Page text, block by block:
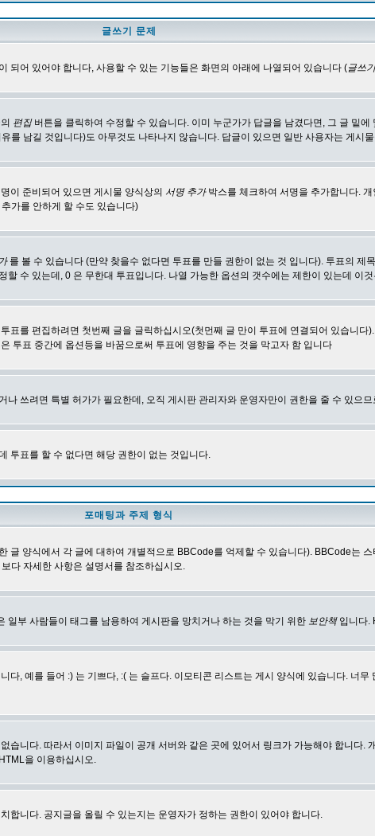
글쓰기 문제
되어 있어야 합니다, 사용할 수 있는 기능들은 화면의 아래에 나열되어 있습니다 (글쓰
편집버튼을 클릭하여 수정할 수 있습니다. 이미 누군가가 답글을 남겼다면, 그 글 밑
를 남길 것입니다)도 아무것도 나타나지 않습니다. 답글이 있으면 일반 사용자는 게시
이 준비되어 있으면 게시물 양식상의 서명 추가박스를 체크하여 서명을 추가합니다.
가를 안하게 할 수도 있습니다)
를 볼 수 있습니다 (만약 찾을수 없다면 투표를 만들 권한이 없는 것 입니다). 투표의 제
수 있는데, 0 은 무한대 투표입니다. 나열 가능한 옵션의 갯수에는 제한이 있는데 이
를 편집하려면 첫번째 글을 글릭하십시오(첫먼째 글 만이 투표에 연결되어 있습니
투표 중간에 옵션등을 바꿈으로써 투표에 영향을 주는 것을 막고자 함 입니다
쓰려면 특별 허가가 필요한데, 오직 게시판 관리자와 운영자만이 권한을 줄 수 있으
투표를 할 수 없다면 해당 권한이 없는 것입니다.
포매팅과 주제 형식
양식에서 각 글에 대하여 개별적으로 BBCode를 억제할 수 있습니다). BBCode는
다 자세한 사항은 설명서를 참조하십시오.
부 사람들이 태그를 남용하여 게시판을 망치거나 하는 것을 막기 위한 보안책입니다.
, 예를 들어 :) 는 기쁘다, :( 는 슬프다. 이모티콘 리스트는 게시 양식에 있습니다. 너
니다. 따라서 이미지 파일이 공개 서버와 같은 곳에 있어서 링크가 가능해야 합니다.
을 이용하십시오.
합니다. 공지글을 올릴 수 있는지는 운영자가 정하는 권한이 있어야 합니다.